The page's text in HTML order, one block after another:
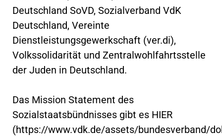
Deutschland SoVD, Sozialverband VdK
Deutschland, Vereinte
Dienstleistungsgewerkschaft (ver.di),
Volkssolidarität und Zentralwohlfahrtsstelle
der Juden in Deutschland.
Das Mission Statement des
Sozialstaatsbündnisses gibt es HIER
(https://www.vdk.de/assets/bundesverband/